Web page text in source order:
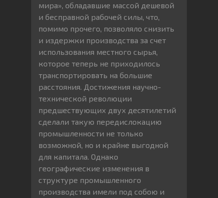
мира», обладавшие массой дешевой
и бесправной рабочей силы, что,
помимо прочего, позволяло снизить
и издержки производства за счет
использования местного сырья,
которое теперь не приходилось
транспортировать на большие
расстояния. Достижения научно-
технической революции
предшествующих двух десятилетий
сделали такую передислокацию
промышленности не только
возможной, но и крайне выгодной
для капитала. Однако
географические изменения в
структуре промышленного
производства имели под собою и